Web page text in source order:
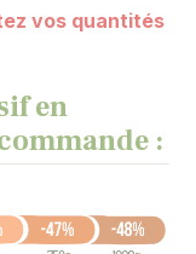
vos quantités
en
: